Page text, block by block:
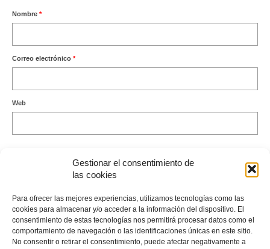
Gestionar el consentimiento de
las cookies
Para ofrecer las mejores experiencias, utilizamos tecnologías como las
cookies para almacenar y/o acceder a la información del dispositivo. El
consentimiento de estas tecnologías nos permitirá procesar datos como el
comportamiento de navegación o las identificaciones únicas en este sitio.
No consentir o retirar el consentimiento, puede afectar negativamente a
Nombre *
Correo electrónico *
Web
procesan los datos de tus comentarios.